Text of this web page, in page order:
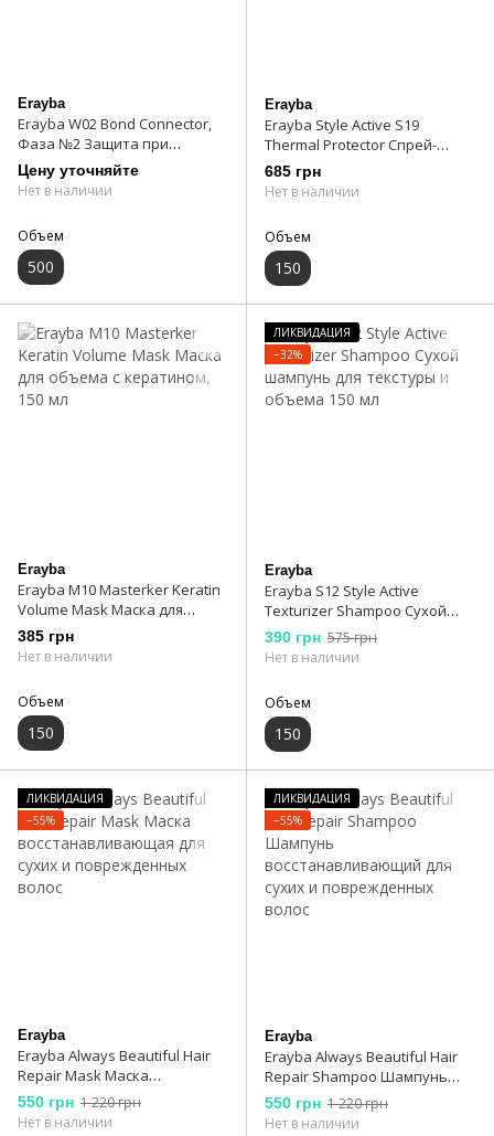
Erayba
Erayba W02 Bond Conneсtor,
Фаза №2 Защита при
окрашивании 500 мл
Цену уточняйте
Нет в наличии
Объем
500
Erayba
Erayba Style Active S19
Thermal Protector Спрей-
термозащита, 150 мл
685 грн
Нет в наличии
Объем
150
Erayba
Erayba M10 Masterker Keratin
Volume Mask Маска для
объема с кератином, 150 мл
385 грн
Нет в наличии
Объем
150
ЛИКВИДАЦИЯ
−32%
Erayba
Erayba S12 Style Active
Texturizer Shampoo Сухой
шампунь для текстуры и
объема 150 мл
390 грн 575 грн
Нет в наличии
Объем
150
ЛИКВИДАЦИЯ
−55%
Erayba
Erayba Always Beautiful Hair
Repair Mask Маска
восстанавливающая для
сухих и поврежденных волос
550 грн 1 220 грн
Нет в наличии
ЛИКВИДАЦИЯ
−55%
Erayba
Erayba Always Beautiful Hair
Repair Shampoo Шампунь
восстанавливающий для
сухих и поврежденных волос
550 грн 1 220 грн
Нет в наличии